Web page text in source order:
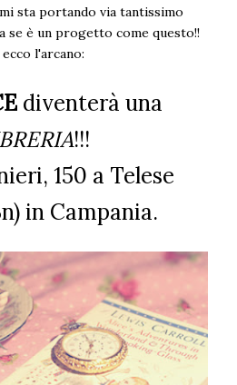
sta portando via tantissimo
se è un progetto come questo!!
ecco l'arcano:
diventerà una
!!!
150 a Telese
in Campania.